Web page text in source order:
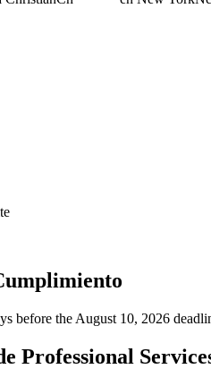
before the August 10, 2026
Professional